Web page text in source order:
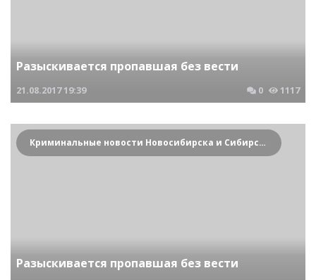
Разыскивается пропавшая без вести
21.08.201719:39 0 1117
Криминальные новости Новосибирска и Сибирского региона
Разыскивается пропавшая без вести